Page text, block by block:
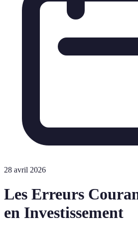
28 avril 2026
Les Erreurs
en Investissement